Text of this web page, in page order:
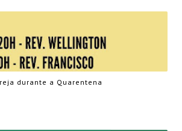
durante a Quarentena